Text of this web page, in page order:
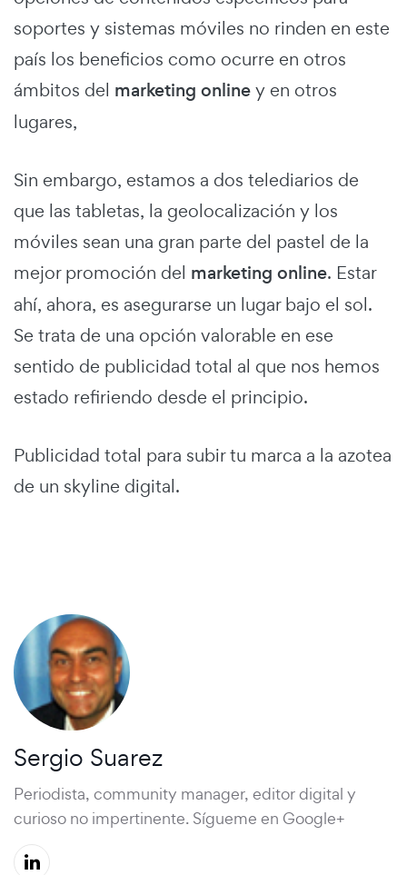
soportes y sistemas móviles no rinden en este
país los beneficios como ocurre en otros
ámbitos del marketing onliney en otros
lugares,
Sin embargo, estamos a dos telediarios de
que las tabletas, la geolocalización y los
móviles sean una gran parte del pastel de la
mejor promoción del marketing online. Estar
ahí, ahora, es asegurarse un lugar bajo el sol.
Se trata de una opción valorable en ese
sentido de publicidad total al que nos hemos
estado refiriendo desde el principio.
Publicidad total para subir tu marca a la azotea
de un skyline digital.
Sergio Suarez
Periodista, community manager, editor digital y
curioso no impertinente. Sígueme en Google+